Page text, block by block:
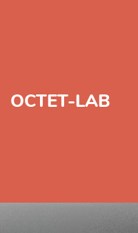
OCTET-LAB